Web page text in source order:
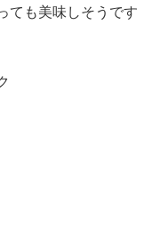
ても美味しそうです